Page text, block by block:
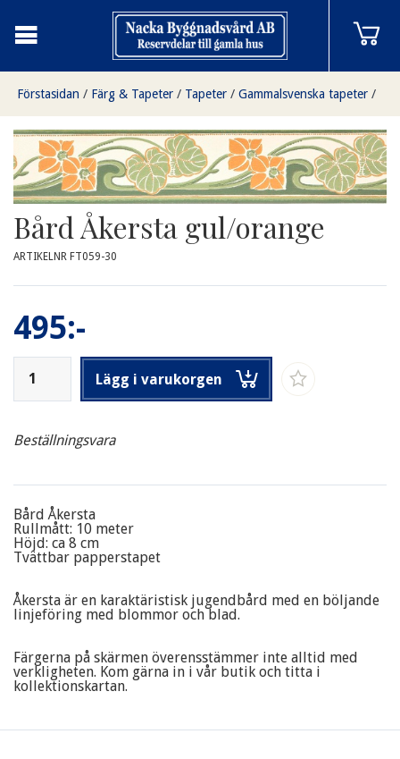
Förstasidan / Färg & Tapeter / Tapeter / Gammalsvenska tapeter /
Bård Åkersta gul/orange
Bård Åkersta gul/orange
ARTIKELNR FT059-30
495:-
Lägg i varukorgen
Beställningsvara
Bård Åkersta
Rullmått: 10 meter
Höjd: ca 8 cm
Tvättbar papperstapet
Åkersta är en karaktäristisk jugendbård med en böljande
linjeföring med blommor och blad.
Färgerna på skärmen överensstämmer inte alltid med
verkligheten. Kom gärna in i vår butik och titta i
kollektionskartan.